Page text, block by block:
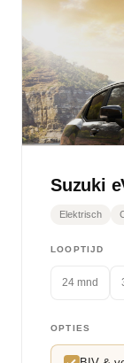
Suzuki
Elektrisch
LOOPTIJD
24 mnd
OPTIES